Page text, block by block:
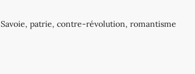
patrie, contre‐révolution, romantisme